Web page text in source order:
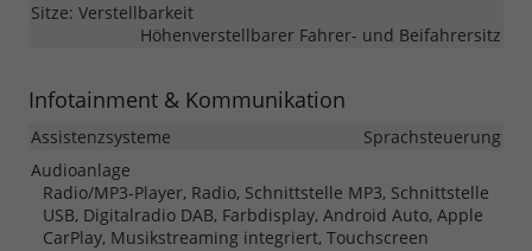
Sitze: Verstellbarkeit
Höhenverstellbarer Fahrer- und Beifahrersitz
Infotainment & Kommunikation
Assistenzsysteme
Sprachsteuerung
Audioanlage
Radio/MP3-Player, Radio, Schnittstelle MP3, Schnittstelle
USB, Digitalradio DAB, Farbdisplay, Android Auto, Apple
CarPlay, Musikstreaming integriert, Touchscreen